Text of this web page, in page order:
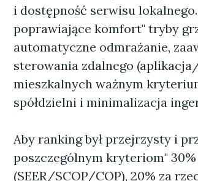
i dostępność serwisu
poprawiające komfort" tryby
automatyczne odmrażanie,
sterowania zdalnego
mieszkalnych ważnym
spółdzielni i minimalizacja
Aby ranking był przejrzysty i
poszczególnym kryteriom"
(SEER/SCOP/COP), 20% za